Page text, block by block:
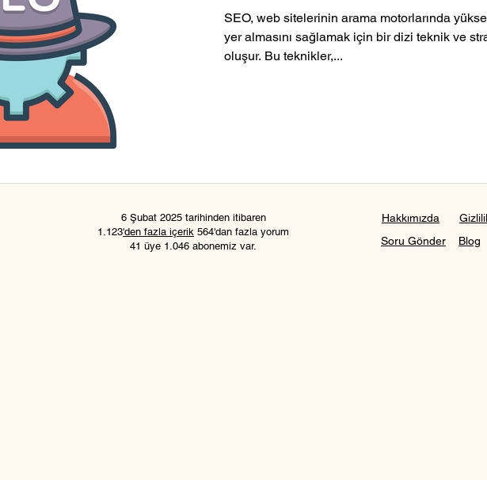
SEO, web sitelerinin arama motorlarında
yer almasını sağlamak için bir dizi teknik ve
oluşur. Bu teknikler,...
6 Şubat 2025 tarihinden itibaren
1.123'den fazla içerik 564'dan fazla yorum
41 üye 1.046 abonemiz var.
Hakkımızda
Soru Gönder
Blog